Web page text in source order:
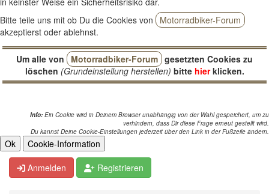
Bitte teile uns mit ob Du die Cookies von
Motorradbiker-Forum
akzeptierst oder ablehnst.
Um alle von Motorradbiker-Forum gesetzten Cookies zu
löschen (Grundeinstellung herstellen) bitte hierklicken.
Info: Ein Cookie wird in Deinem Browser unabhängig von der Wahl gespeichert, um zu
verhindern, dass Dir diese Frage erneut gestellt wird.
Du kannst Deine Cookie-Einstellungen jederzeit über den Link in der Fußzeile ändern.
Anmelden Registrieren